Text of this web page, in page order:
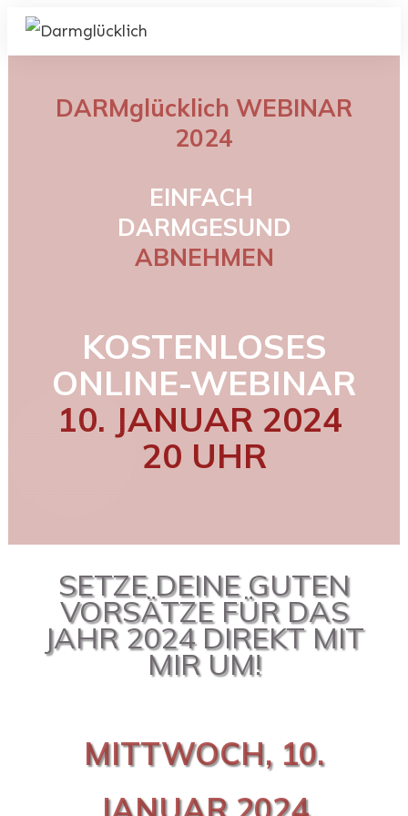
DARMglücklich WEBINAR
2024
EINFACH
DARMGESUND
ABNEHMEN
KOSTENLOSES
ONLINE-WEBINAR
10. JANUAR 2024
20 UHR
SETZE DEINE GUTEN
VORSÄTZE FÜR DAS
JAHR 2024 DIREKT MIT
MIR UM!
MITTWOCH, 10.